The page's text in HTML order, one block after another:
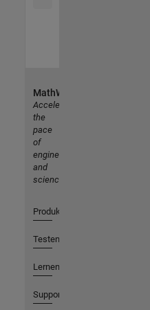
MathWorks
Accelerating
the
pace
of
engineering
and
science
Produkte
Testen oder Kaufen
Lernen
Support